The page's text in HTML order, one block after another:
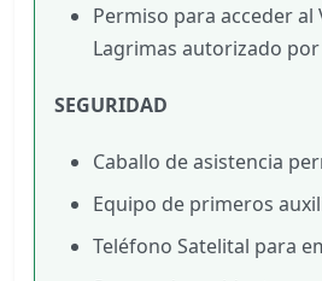
Permiso para acceder al
Lagrimas autorizado por
SEGURIDAD
Caballo de asistencia
Equipo de primeros
Teléfono Satelital para